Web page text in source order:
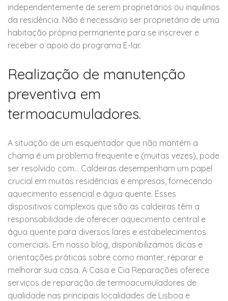
independentemente de serem proprietários ou inquilinos
da residência. Não é necessário ser proprietário de uma
habitação própria permanente para se inscrever e
receber o apoio do programa E-lar.
Realização de manutenção
preventiva em
termoacumuladores.
A situação de um esquentador que não mantém a
chama é um problema frequente e (muitas vezes), pode
ser resolvido com… Caldeiras desempenham um papel
crucial em muitas residências e empresas, fornecendo
aquecimento essencial e água quente. Esses
dispositivos complexos que são as caldeiras têm a
responsabilidade de oferecer aquecimento central e
água quente para diversos lares e estabelecimentos
comerciais. Em nosso blog, disponibilizamos dicas e
orientações práticas sobre como manter, reparar e
melhorar sua casa. A Casa e Cia Reparações oferece
serviços de reparação de termoacumuladores de
qualidade nas principais localidades de Lisboa e